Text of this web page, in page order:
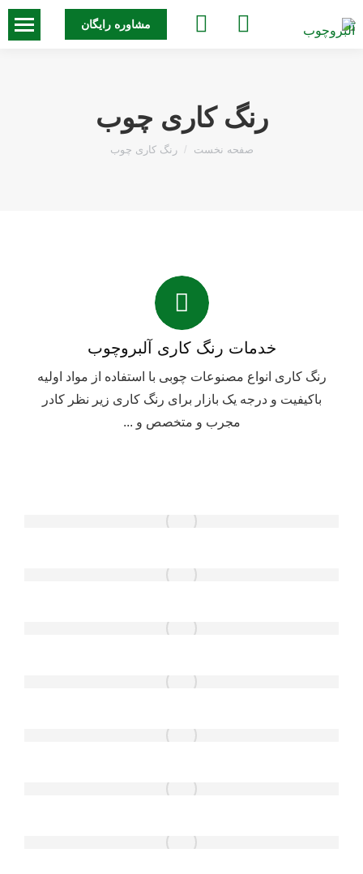
مشاوره رایگان
رنگ کاری چوب
مکان شما:
صفحه نخست رنگ کاری چوب
خدمات رنگ کاری آلبروچوب
رنگ کاری انواع مصنوعات چوبی با استفاده از مواد اولیه
باکیفیت و درجه یک بازار برای رنگ کاری زیر نظر کادر
مجرب و متخصص و ...